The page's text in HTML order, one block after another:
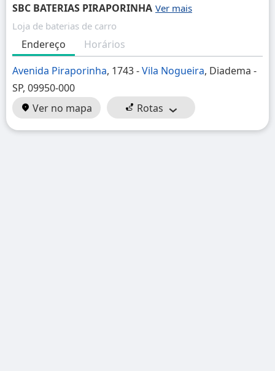
SBC BATERIAS PIRAPORINHA
Loja de baterias de carro
Endereço
Horários
Avenida Piraporinha, 1743 -Vila Nogueira, Diadema -
SP, 09950-000
Ver no mapa
Rotas